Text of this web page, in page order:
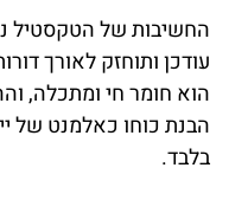
החשיבות של הטקסטיל
עודכן ותוחזק לאורך
הוא חומר חי ומתכלה,
הבנת כוחו כאלמנט של
בלבד.